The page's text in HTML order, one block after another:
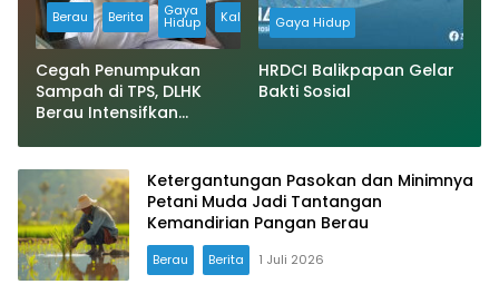
Berau Berita Gaya
Hidup Kaltim
Cegah Penumpukan
Sampah di TPS, DLHK
Berau Intensifkan
Gaya Hidup
HRDCI Balikpapan Gelar
Bakti Sosial
Ketergantungan Pasokan dan Minimnya
Petani Muda Jadi Tantangan
Kemandirian Pangan Berau
Berau Berita 1 Juli 2026